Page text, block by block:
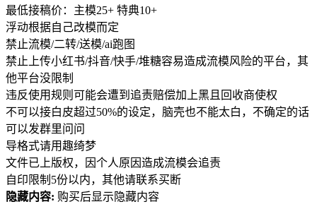
最低接稿价：主模25+ 特典10+
浮动根据自己改模而定
禁止流模/二转/送模/ai跑图
禁止上传小红书/抖音/快手/堆糖容易造成流模风险的平台，其
他平台没限制
违反使用规则可能会遭到追责赔偿加上黑且回收商使权
不可以接白皮超过50%的设定，脑壳也不能太白，不确定的话
可以发群里问问
导格式请用趣绮梦
文件已上版权，因个人原因造成流模会追责
自印限制5份以内，其他请联系买断
隐藏内容: 购买后显示隐藏内容